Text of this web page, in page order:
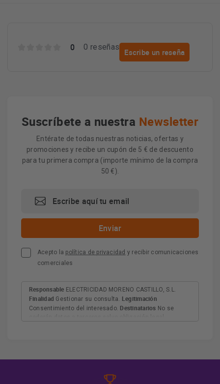
0 0 reseñas
Escribe un reseña
Suscríbete a nuestra Newsletter
Entérate de todas nuestras noticias, ofertas y
promociones y recibe un cupón de 5 € de descuento
para tu primera compra (importe mínimo de la compra
50 €).
Acepto la política de privacidad y recibir comunicaciones
comerciales
Responsable ELECTRICIDAD MORENO CASTILLO, S.L.
Finalidad Gestionar su consulta. Legitimación
Consentimiento del interesado. Destinatarios No se